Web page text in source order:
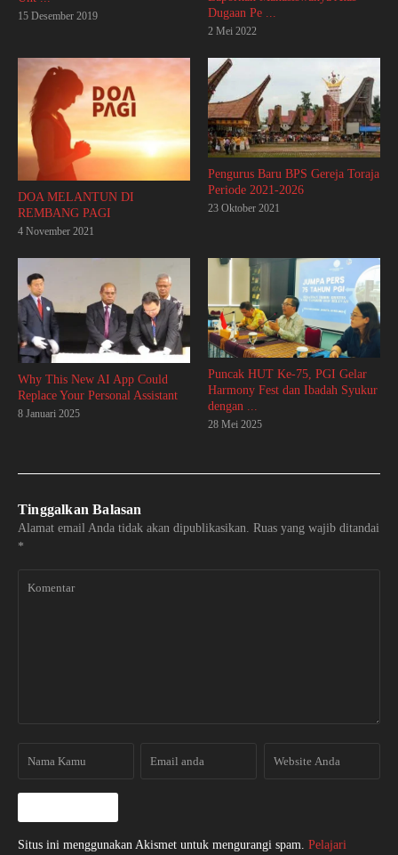
15 Desember 2019
Dugaan Pe ...
2 Mei 2022
DOA MELANTUN DI
REMBANG PAGI
4 November 2021
Pengurus Baru BPS Gereja Toraja
Periode 2021-2026
23 Oktober 2021
Why This New AI App Could
Replace Your Personal Assistant
8 Januari 2025
Puncak HUT Ke-75, PGI Gelar
Harmony Fest dan Ibadah Syukur
dengan ...
28 Mei 2025
Tinggalkan Balasan
Alamat email Anda tidak akan dipublikasikan. Ruas yang wajib ditandai
*
Situs ini menggunakan Akismet untuk mengurangi spam. Pelajari